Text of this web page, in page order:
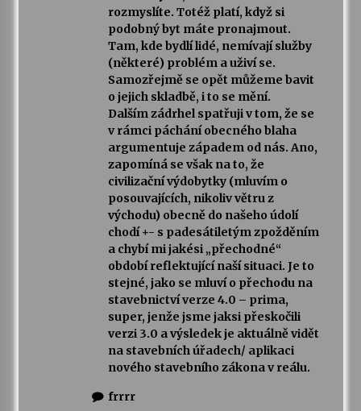
rozmyslíte. Totéž platí, když si
podobný byt máte pronajmout.
Tam, kde bydlí lidé, nemívají služby
(některé) problém a uživí se.
Samozřejmě se opět můžeme bavit
o jejich skladbě, i to se mění.
Dalším zádrhel spatřuji v tom, že se
v rámci páchání obecného blaha
argumentuje západem od nás. Ano,
zapomíná se však na to, že
civilizační výdobytky (mluvím o
posouvajících, nikoliv větru z
východu) obecně do našeho údolí
chodí +- s padesátiletým zpožděním
a chybí mi jakési „přechodné“
období reflektující naší situaci. Je to
stejné, jako se mluví o přechodu na
stavebnictví verze 4.0 – prima,
super, jenže jsme jaksi přeskočili
verzi 3.0 a výsledek je aktuálně vidět
na stavebních úřadech/ aplikaci
nového stavebního zákona v reálu.
frrrr